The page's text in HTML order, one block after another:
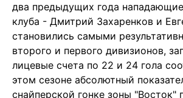
два предыдущих года
клуба - Дмитрий Захаренков и
становились самыми
второго и первого дивизионов,
лицевые счета по 22 и 24 гола
этом сезоне абсолютный
снайперской гонке зоны "Восток"